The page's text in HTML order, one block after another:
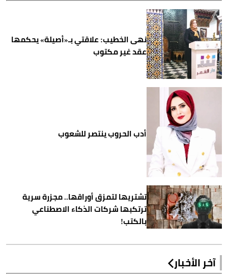
نهى الخطيب: علاقتي بـ«أصيلة» يحكمها
عقد غير مكتوب
أدب الحروب ينتصر للشعوب
تشتريها لتمزق أوراقها.. مجزرة سرية
ترتكبها شركات الذكاء الاصطناعي
بالكتب!
آخر الأخبار